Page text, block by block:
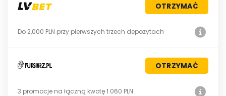
OTRZYMAĆ
Do 2,000 PLN przy pierwszych trzech depozytach
OTRZYMAĆ
3 promocje na łączną kwotę 1 060 PLN